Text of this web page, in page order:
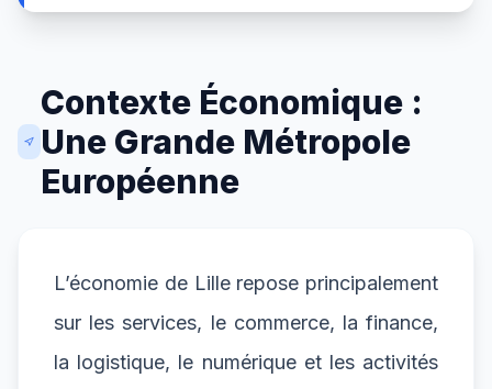
Contexte Économique :
Une Grande Métropole
Européenne
L’économie de Lille repose principalement
sur les services, le commerce, la finance,
la logistique, le numérique et les activités